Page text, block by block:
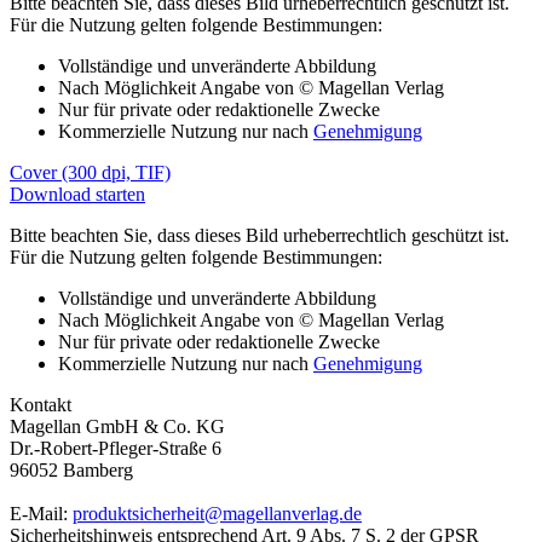
Für die Nutzung gelten folgende Bestimmungen:
Vollständige und unveränderte Abbildung
Nach Möglichkeit Angabe von © Magellan Verlag
Nur für private oder redaktionelle Zwecke
Kommerzielle Nutzung nur nach Genehmigung
Cover (300 dpi, TIF)
Download starten
Bitte beachten Sie, dass dieses Bild urheberrechtlich geschützt ist.
Für die Nutzung gelten folgende Bestimmungen:
Vollständige und unveränderte Abbildung
Nach Möglichkeit Angabe von © Magellan Verlag
Nur für private oder redaktionelle Zwecke
Kommerzielle Nutzung nur nach Genehmigung
Kontakt
Magellan GmbH & Co. KG
Dr.-Robert-Pfleger-Straße 6
96052 Bamberg
E-Mail: produktsicherheit@magellanverlag.de
Sicherheitshinweis entsprechend Art. 9 Abs. 7 S. 2 der GPSR